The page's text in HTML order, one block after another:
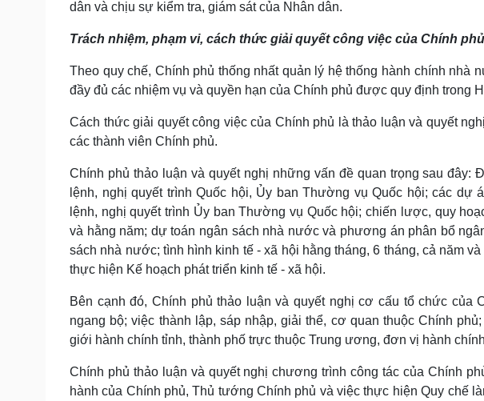
dân và chịu sự kiểm tra, giám sát của Nhân dân.
Trách nhiệm, phạm vi, cách thức giải quyết công việc của Chính
Theo quy chế, Chính phủ thống nhất quản lý hệ thống hành chính
đầy đủ các nhiệm vụ và quyền hạn của Chính phủ được quy định trong
Cách thức giải quyết công việc của Chính phủ là thảo luận và quyết
các thành viên Chính phủ.
Chính phủ thảo luận và quyết nghị những vấn đề quan trọng sau đây:
lệnh, nghị quyết trình Quốc hội, Ủy ban Thường vụ Quốc hội; các dự
lệnh, nghị quyết trình Ủy ban Thường vụ Quốc hội; chiến lược, quy
và hằng năm; dự toán ngân sách nhà nước và phương án phân bổ
sách nhà nước; tình hình kinh tế - xã hội hằng tháng, 6 tháng, cả năm
thực hiện Kế hoạch phát triển kinh tế - xã hội.
Bên cạnh đó, Chính phủ thảo luận và quyết nghị cơ cấu tổ chức của
ngang bộ; việc thành lập, sáp nhập, giải thể, cơ quan thuộc Chính
giới hành chính tỉnh, thành phố trực thuộc Trung ương, đơn vị hành
Chính phủ thảo luận và quyết nghị chương trình công tác của Chính
hành của Chính phủ, Thủ tướng Chính phủ và việc thực hiện Quy chế